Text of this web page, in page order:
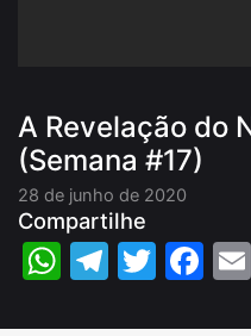
A Revelação do
(Semana #17)
28 de junho de 2020
Compartilhe
WhatsApp